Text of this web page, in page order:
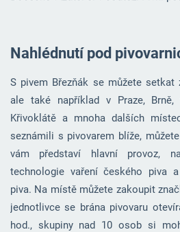
Nahlédnutí pod
S pivem Březňák se můžete setkat
ale také například v Praze,
Křivoklátě a mnoha dalších
seznámili s pivovarem blíže,
vám představí hlavní provoz,
technologie vaření českého piva
piva. Na místě můžete zakoupit
jednotlivce se brána pivovaru
hod., skupiny nad 10 osob si